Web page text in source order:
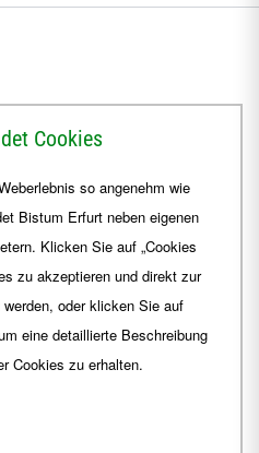
Cookies
so angenehm wie
Bistum Erfurt neben eigenen
Klicken Sie auf „Cookies
zu akzeptieren und direkt zur
oder klicken Sie auf
eine detaillierte Beschreibung
Cookies zu erhalten.